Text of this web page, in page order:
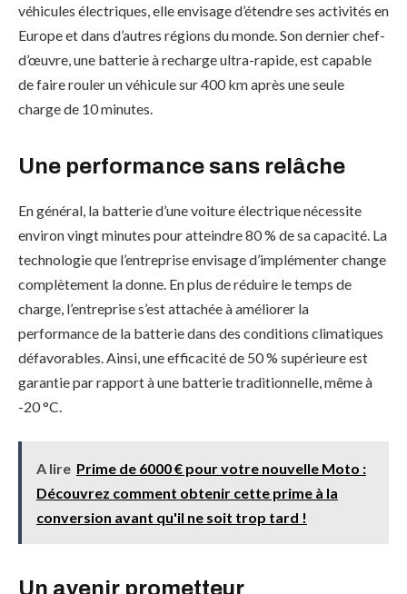
véhicules électriques, elle envisage d’étendre ses activités en
Europe et dans d’autres régions du monde. Son dernier chef-
d’œuvre, une batterie à recharge ultra-rapide, est capable
de faire rouler un véhicule sur 400 km après une seule
charge de 10 minutes.
Une performance sans relâche
En général, la batterie d’une voiture électrique nécessite
environ vingt minutes pour atteindre 80 % de sa capacité. La
technologie que l’entreprise envisage d’implémenter change
complètement la donne. En plus de réduire le temps de
charge, l’entreprise s’est attachée à améliorer la
performance de la batterie dans des conditions climatiques
défavorables. Ainsi, une efficacité de 50 % supérieure est
garantie par rapport à une batterie traditionnelle, même à
-20 °C.
A lire Prime de 6000 € pour votre nouvelle Moto :
Découvrez comment obtenir cette prime à la
conversion avant qu'il ne soit trop tard !
Un avenir prometteur